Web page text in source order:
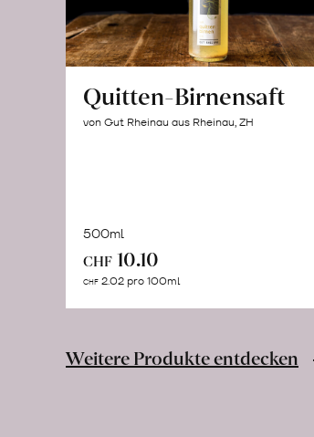
Quitten-Birnensaft
von Gut Rheinau aus Rheinau, ZH
500ml
CHF 10.10
CHF 2.02 pro 100ml
Weitere Produkte entdecken